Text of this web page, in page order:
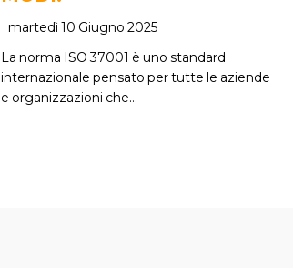
martedì 10 Giugno 2025
La norma ISO 37001 è uno standard
internazionale pensato per tutte le aziende
e organizzazioni che…